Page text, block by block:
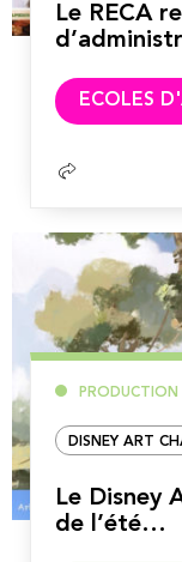
Le RECA
ECOLES
PRODUCTION
DISNEY ART
Le Disney
de l’été…